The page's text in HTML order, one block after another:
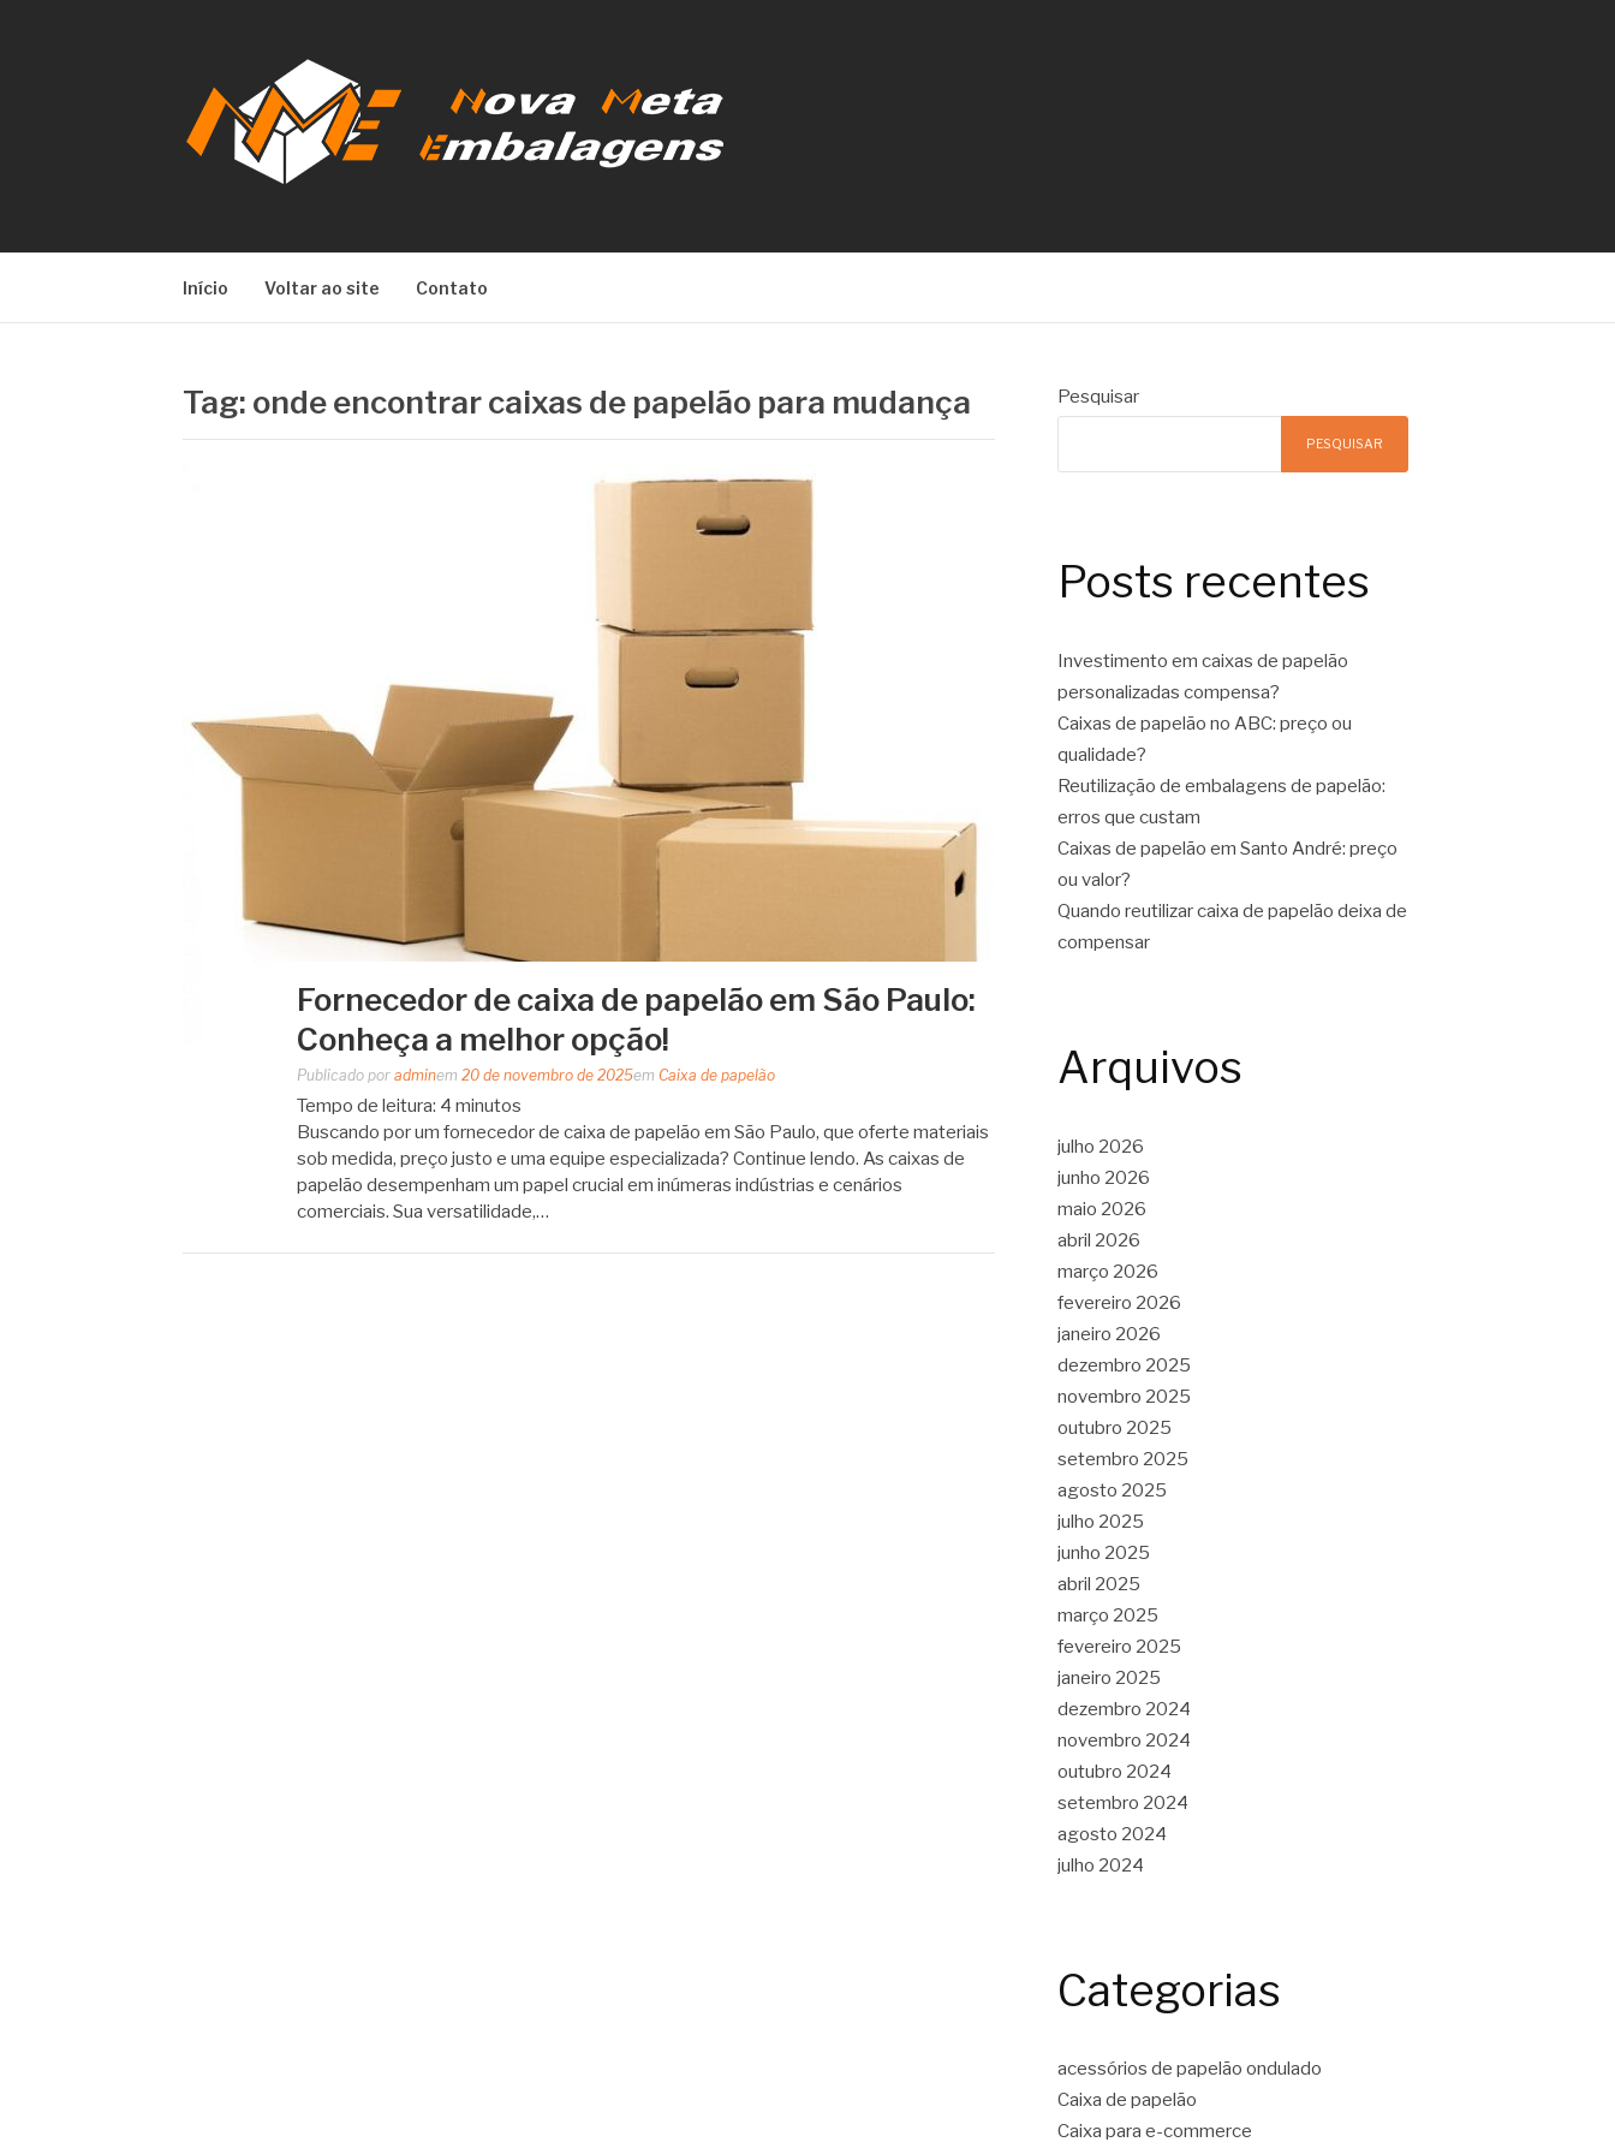
Início Voltar ao site Contato
Tag: onde encontrar caixas de papelão para mudança
Fornecedor de caixa de papelão em São Paulo:
Conheça a melhor opção!
Publicado por adminem 20 de novembro de 2025em Caixa de papelão
Tempo de leitura: 4 minutos
Buscando por um fornecedor de caixa de papelão em São Paulo, que oferte materiais
sob medida, preço justo e uma equipe especializada? Continue lendo. As caixas de
papelão desempenham um papel crucial em inúmeras indústrias e cenários
comerciais. Sua versatilidade,…
Pesquisar
PESQUISAR
Posts recentes
Investimento em caixas de papelão
personalizadas compensa?
Caixas de papelão no ABC: preço ou
qualidade?
Reutilização de embalagens de papelão:
erros que custam
Caixas de papelão em Santo André: preço
ou valor?
Quando reutilizar caixa de papelão deixa de
compensar
Arquivos
julho 2026
junho 2026
maio 2026
abril 2026
março 2026
fevereiro 2026
janeiro 2026
dezembro 2025
novembro 2025
outubro 2025
setembro 2025
agosto 2025
julho 2025
junho 2025
abril 2025
março 2025
fevereiro 2025
janeiro 2025
dezembro 2024
novembro 2024
outubro 2024
setembro 2024
agosto 2024
julho 2024
Categorias
acessórios de papelão ondulado
Caixa de papelão
Caixa para e-commerce